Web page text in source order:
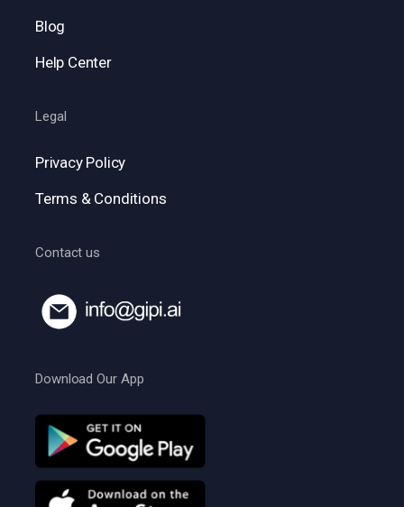
Blog
Help Center
Legal
Privacy Policy
Terms & Conditions
Contact us
Download Our App